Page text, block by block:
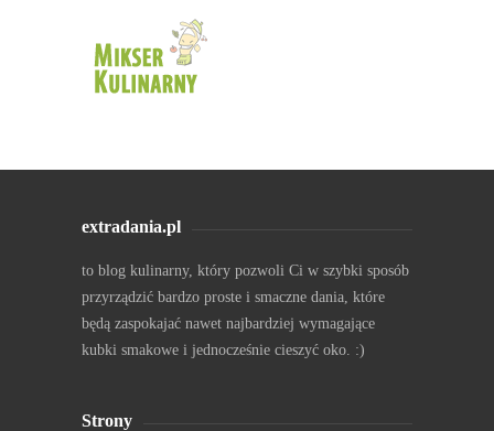
extradania.pl
to blog kulinarny, który pozwoli Ci w szybki sposób
przyrządzić bardzo proste i smaczne dania, które
będą zaspokajać nawet najbardziej wymagające
kubki smakowe i jednocześnie cieszyć oko. :)
Strony